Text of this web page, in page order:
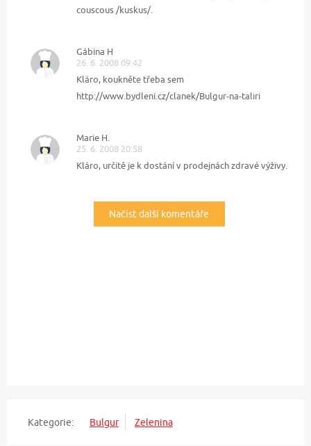
couscous /kuskus/.
Gábina H
26. 6. 2008 09:42
Kláro, koukněte třeba sem
http://www.bydleni.cz/clanek/Bulgur-na-taliri
Marie H.
25. 6. 2008 20:58
Kláro, určitě je k dostání v prodejnách zdravé výživy.
Načíst další komentáře
Kategorie: Bulgur Zelenina